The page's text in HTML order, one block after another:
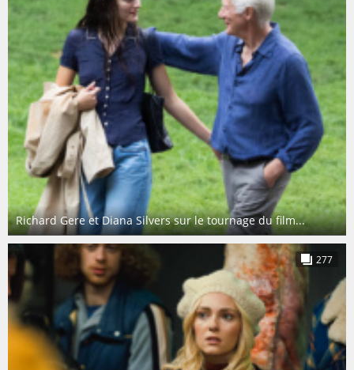
Richard Gere et Diana Silvers sur le tournage du film...
277